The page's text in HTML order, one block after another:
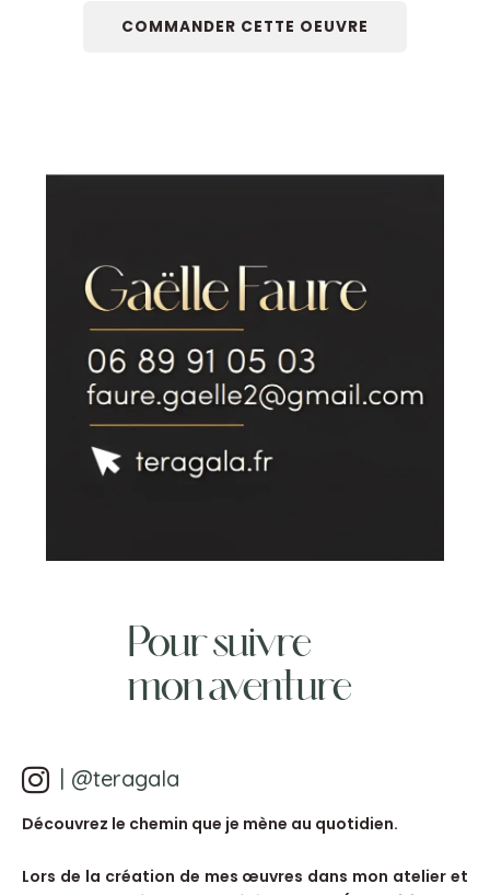
COMMANDER CETTE OEUVRE
Pour suivre
mon aventure
| @teragala
Découvrez le chemin que je mène au quotidien.
Lors de la création de mes œuvres dans mon atelier et